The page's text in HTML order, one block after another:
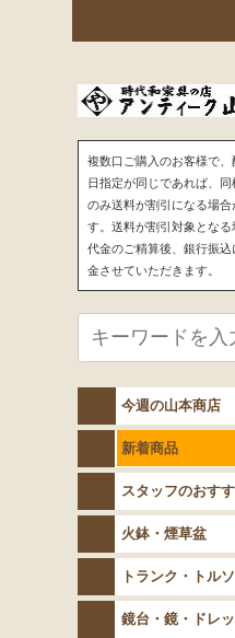
複数口ご購入のお客様で
日指定が同じであれば、
のみ送料が割引になる場合
す。送料が割引対象とな
代金のご精算後、銀行振込
金させていただきます。
今週の山本商店
新着商品
スタッフのおす
火鉢・煙草盆
トランク・トル
鏡台・鏡・ドレ